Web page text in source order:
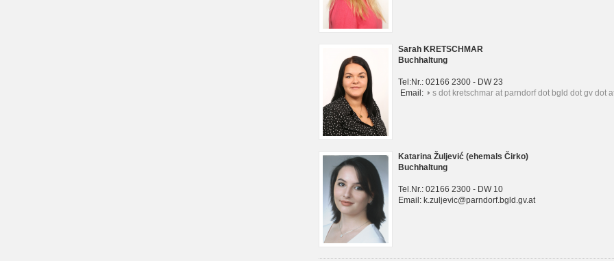
Sarah KRETSCHMAR
Buchhaltung
Tel:Nr.: 02166 2300 - DW 23
Email:
s dot kretschmar at parndorf dot bgld dot gv dot
Katarina Žuljević (ehemals Čirko)
Buchhaltung
Tel.Nr.: 02166 2300 - DW 10
Email: k.zuljevic@parndorf.bgld.gv.at